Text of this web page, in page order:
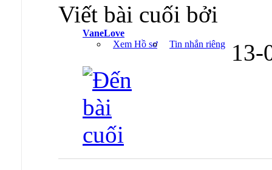
Viết bài cuối bởi
VaneLove
Xem Hồ sơ
Tin nhắn riêng